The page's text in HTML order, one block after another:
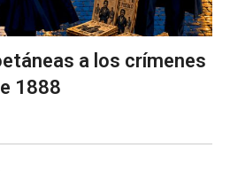
a los crímenes
1888